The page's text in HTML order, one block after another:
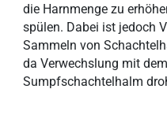
die Harnmenge zu
spülen. Dabei ist jedoch
Sammeln von
da Verwechslung mit
Sumpfschachtelhalm